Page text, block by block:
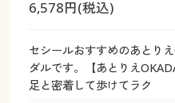
大きいサイズ メンズ
大きいサイズ 事務・制服
カタログ
カタログ・チラシからの
デジタルカタログ
大きいサイズ 事務・制服
カタログ無料プレゼント
6,578円(税込)
セシールおすすめのあとり
ダルです。【あとりえ
足と密着して歩けてラク